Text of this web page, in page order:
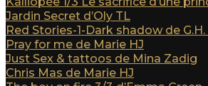
Jardin Secret d’Oly TL
Red Stories-1-Dark shadow de
Pray for me de Marie HJ
Just Sex & tattoos de Mina Zadig
Chris Mas de Marie HJ